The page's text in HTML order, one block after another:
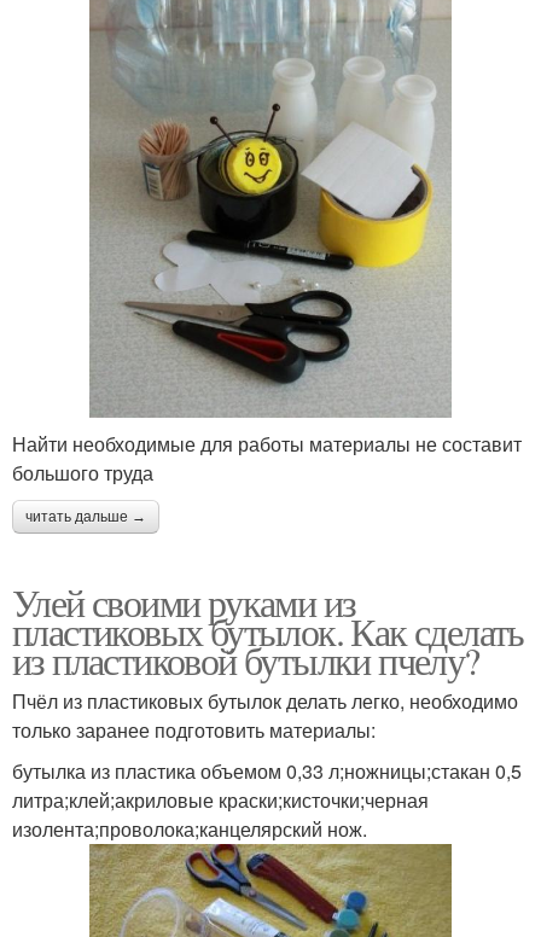
Найти необходимые для работы материалы не составит
большого труда
читать дальше →
Улей своими руками из
пластиковых бутылок. Как сделать
из пластиковой бутылки пчелу?
Пчёл из пластиковых бутылок делать легко, необходимо
только заранее подготовить материалы:
бутылка из пластика объемом 0,33 л;ножницы;стакан 0,5
литра;клей;акриловые краски;кисточки;черная
изолента;проволока;канцелярский нож.